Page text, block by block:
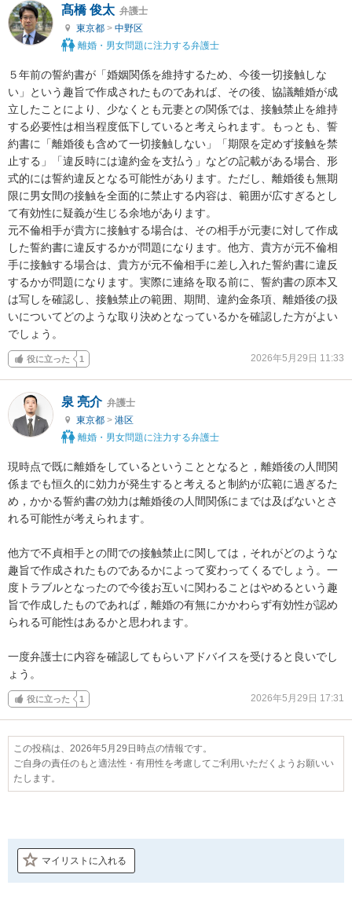
髙橋 俊太 弁護士
東京都 > 中野区
離婚・男女問題に注力する弁護士
５年前の誓約書が「婚姻関係を維持するため、今後一切接触しな
い」という趣旨で作成されたものであれば、その後、協議離婚が成
立したことにより、少なくとも元妻との関係では、接触禁止を維持
する必要性は相当程度低下していると考えられます。もっとも、誓
約書に「離婚後も含めて一切接触しない」「期限を定めず接触を禁
止する」「違反時には違約金を支払う」などの記載がある場合、形
式的には誓約違反となる可能性があります。ただし、離婚後も無期
限に男女間の接触を全面的に禁止する内容は、範囲が広すぎるとし
て有効性に疑義が生じる余地があります。
元不倫相手が貴方に接触する場合は、その相手が元妻に対して作成
した誓約書に違反するかが問題になります。他方、貴方が元不倫相
手に接触する場合は、貴方が元不倫相手に差し入れた誓約書に違反
するかが問題になります。実際に連絡を取る前に、誓約書の原本又
は写しを確認し、接触禁止の範囲、期間、違約金条項、離婚後の扱
いについてどのような取り決めとなっているかを確認した方がよい
でしょう。
役に立った 1 2026年5月29日 11:33
泉 亮介 弁護士
東京都 > 港区
離婚・男女問題に注力する弁護士
現時点で既に離婚をしているということとなると，離婚後の人間関
係までも恒久的に効力が発生すると考えると制約が広範に過ぎるた
め，かかる誓約書の効力は離婚後の人間関係にまでは及ばないとさ
れる可能性が考えられます。
他方で不貞相手との間での接触禁止に関しては，それがどのような
趣旨で作成されたものであるかによって変わってくるでしょう。一
度トラブルとなったので今後お互いに関わることはやめるという趣
旨で作成したものであれば，離婚の有無にかかわらず有効性が認め
られる可能性はあるかと思われます。
一度弁護士に内容を確認してもらいアドバイスを受けると良いでし
ょう。
役に立った 1 2026年5月29日 17:31
この投稿は、2026年5月29日時点の情報です。
ご自身の責任のもと適法性・有用性を考慮してご利用いただくようお願いい
たします。
マイリストに入れる